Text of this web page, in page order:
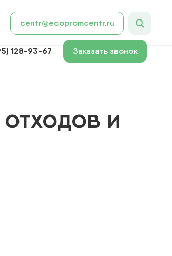
centr@ecopromcentr.ru
Заказать звонок
128-93-67
и